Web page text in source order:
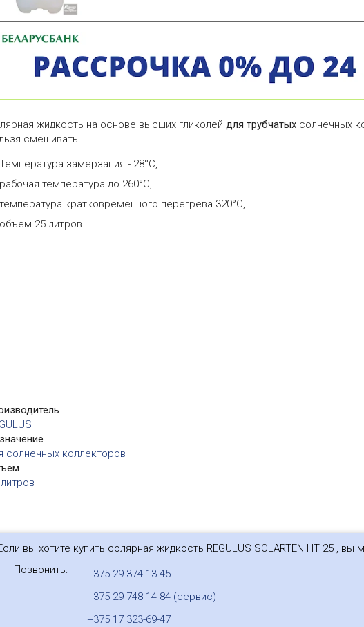
жидкость на основе высших гликолейдля трубчатых солнечных
смешивать.
Температура замерзания - 28°С,
рабочая температура до 260°С,
температура кратковременного перегрева 320°С,
объем 25 литров.
солнечных коллекторов
вы хотите купить солярная жидкость REGULUS SOLARTEN HT 25 , вы
Позвонить:
+375 29 374-13-45
+375 29 748-14-84 (сервис)
+375 17 323-69-47